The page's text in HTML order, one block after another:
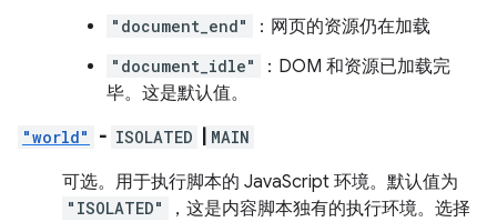
"document_end" ：网页的资源仍在加载
"document_idle"
：DOM 和资源已加载完
毕。这是默认值。
"world" - ISOLATED MAIN
可选。 用于执行脚本的 JavaScript 环境。默认值为
"ISOLATED" ，这是内容脚本独有的执行环境。选择